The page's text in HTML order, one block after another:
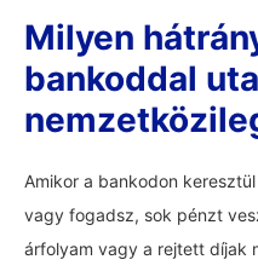
Milyen
bankoddal
Amikor a bankodon
vagy fogadsz, sok pénzt
árfolyam vagy a rejtett díjak